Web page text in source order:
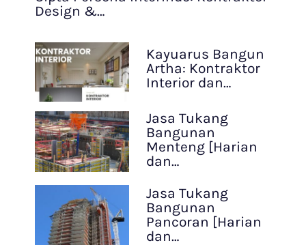
Design &…
Kayuarus Bangun
Artha: Kontraktor
Interior dan…
Jasa Tukang
Bangunan
Menteng [Harian
dan…
Jasa Tukang
Bangunan
Pancoran [Harian
dan…